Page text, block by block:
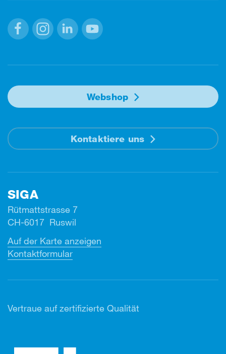
Webshop
Kontaktiere uns
SIGA
Rütmattstrasse 7
CH-6017 Ruswil
Auf der Karte anzeigen
Kontaktformular
Vertraue auf zertifizierte Qualität